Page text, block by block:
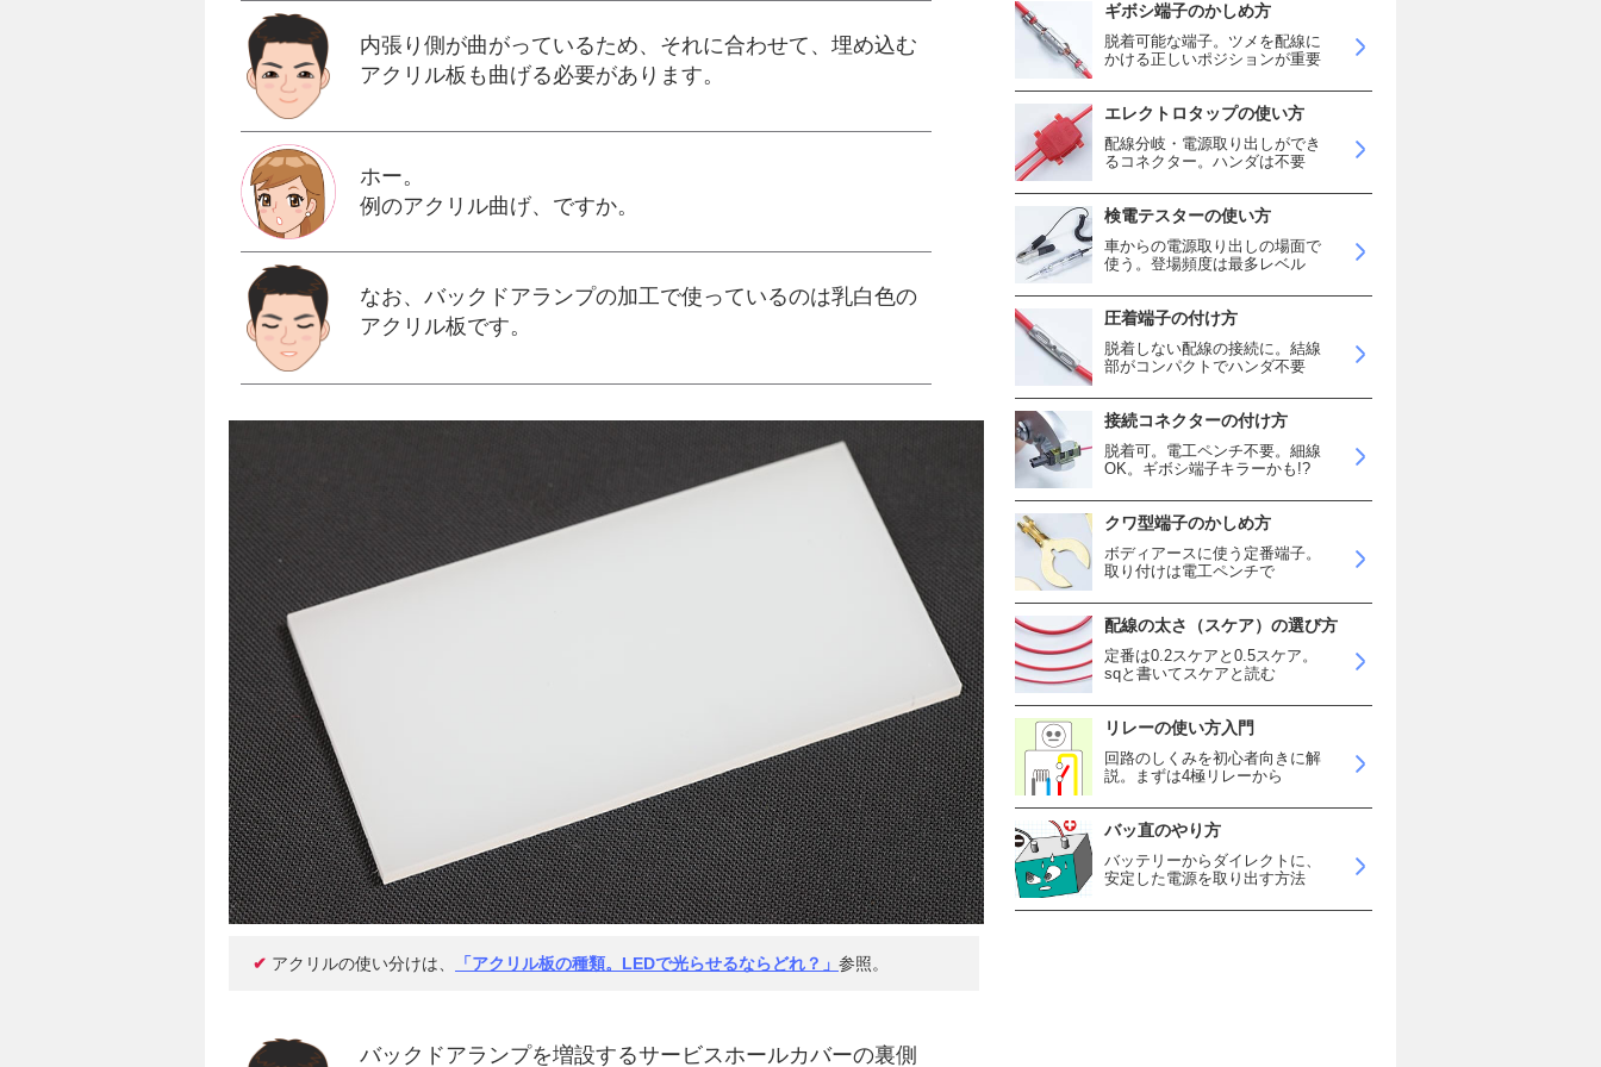
内張り側が曲がっているため、それに合わせて、埋め込む
アクリル板も曲げる必要があります。
ホー。
例のアクリル曲げ、ですか。
なお、バックドアランプの加工で使っているのは乳白色の
アクリル板です。
✔ アクリルの使い分けは、 「アクリル板の種類。LEDで光らせるならどれ？」 参照。
バックドアランプを増設するサービスホールカバーの裏側
ギボシ端子のかしめ方
脱着可能な端子。ツメを配線に
かける正しいポジションが重要
エレクトロタップの使い方
配線分岐・電源取り出しができ
るコネクター。ハンダは不要
検電テスターの使い方
車からの電源取り出しの場面で
使う。登場頻度は最多レベル
圧着端子の付け方
脱着しない配線の接続に。結線
部がコンパクトでハンダ不要
接続コネクターの付け方
脱着可。電工ペンチ不要。細線
OK。ギボシ端子キラーかも!?
クワ型端子のかしめ方
ボディアースに使う定番端子。
取り付けは電工ペンチで
配線の太さ（スケア）の選び方
定番は0.2スケアと0.5スケア。
sqと書いてスケアと読む
リレーの使い方入門
回路のしくみを初心者向きに解
説。まずは4極リレーから
バッ直のやり方
バッテリーからダイレクトに、
安定した電源を取り出す方法